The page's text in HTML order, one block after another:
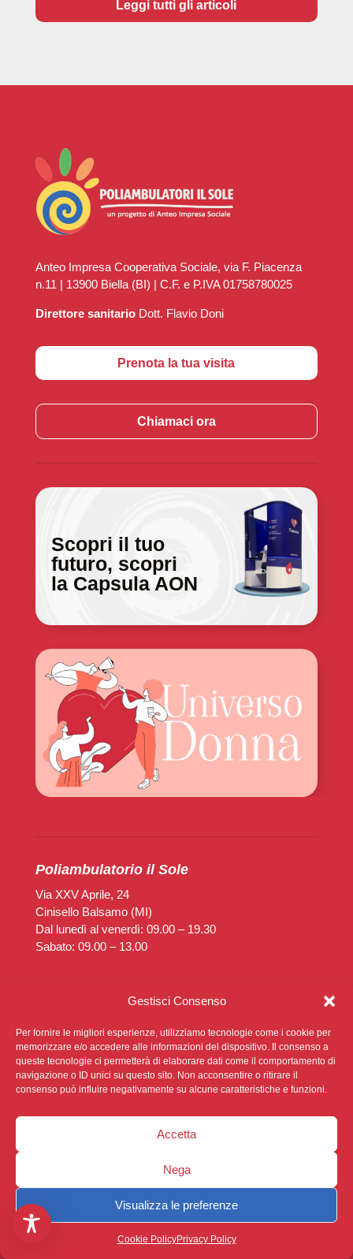
Gestisci Consenso
Per fornire le migliori esperienze, utilizziamo tecnologie come i cookie per
memorizzare e/o accedere alle informazioni del dispositivo. Il consenso a
queste tecnologie ci permetterà di elaborare dati come il comportamento di
navigazione o ID unici su questo sito. Non acconsentire o ritirare il
consenso può influire negativamente su alcune caratteristiche e funzioni.
Accetta
Nega
Visualizza le preferenze
Cookie PolicyPrivacy Policy
Leggi tutti gli articoli
Anteo Impresa Cooperativa Sociale, via F. Piacenza
n.11 | 13900 Biella (BI) | C.F. e P.IVA 01758780025
Direttore sanitario Dott. Flavio Doni
Prenota la tua visita
Chiamaci ora
Scopri il tuo
futuro, scopri
la Capsula AON
Poliambulatorio il Sole
Via XXV Aprile, 24
Cinisello Balsamo (MI)
Dal lunedì al venerdì: 09.00 – 19.30
Sabato: 09.00 – 13.00
Cinisello Balsamo (MI)
Dal lunedì al venerdì: 14.30 – 19.30
Sabato: Chiuso
Cookie Policy